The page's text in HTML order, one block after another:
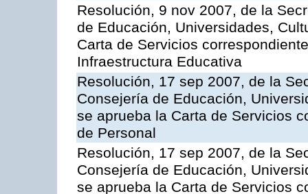
Resolución, 9 nov 2007, de la
de Educación, Universidades,
Carta de Servicios
Infraestructura Educativa
Resolución, 17 sep 2007, de la
Consejería de Educación,
se aprueba la Carta de Servicios
de Personal
Resolución, 17 sep 2007, de la
Consejería de Educación,
se aprueba la Carta de Servicios